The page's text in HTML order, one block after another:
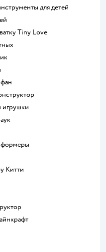
для детей
Tiny Love
Китти